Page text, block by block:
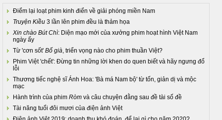
Điểm lại loạt phim kinh điển về giải phóng miền Nam
Truyện Kiều 3 lần lên phim đều là thảm họa
Xin chào Bút Chì: Diện mạo mới của xưởng phim hoạt hình Việt Nam
ngày ấy
Từ 'cơn sốt' Bố già, triển vọng nào cho phim thuần Việt?
Phim Việt 'chết': Đừng tin những lời khen do quen biết và hãy ngưng đổ
lỗi
Thương tiếc nghệ sĩ Ánh Hoa: 'Bà má Nam bộ' từ tốn, giản dị và mộc
mạc
Hành trình của phim Ròm và câu chuyện đằng sau đề tài số đề
Tài năng tuổi đôi mươi của điện ảnh Việt